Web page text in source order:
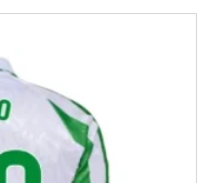
Deze
gekozen
worden
op